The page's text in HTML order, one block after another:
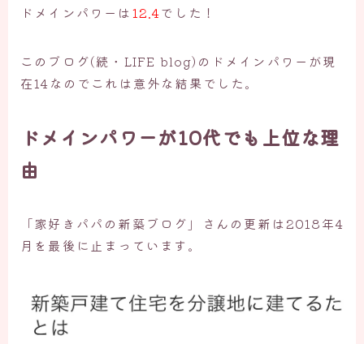
ドメインパワーは12.4でした！
このブログ(続・LIFE blog)のドメインパワーが現
在14なのでこれは意外な結果でした。
ドメインパワーが10代でも上位な理
由
「家好きパパの新築ブログ」さんの更新は2018年4
月を最後に止まっています。